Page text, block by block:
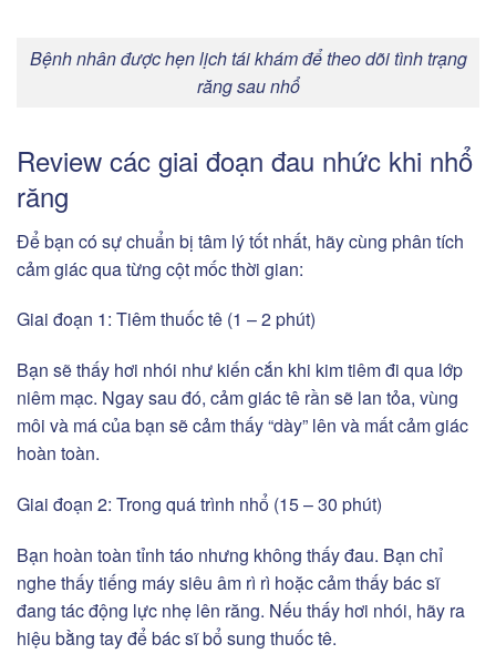
Bệnh nhân được hẹn lịch tái khám để theo dõi tình trạng
răng sau nhổ
Review các giai đoạn đau nhức khi nhổ
răng
Để bạn có sự chuẩn bị tâm lý tốt nhất, hãy cùng phân tích
cảm giác qua từng cột mốc thời gian:
Giai đoạn 1: Tiêm thuốc tê (1 – 2 phút)
Bạn sẽ thấy hơi nhói như kiến cắn khi kim tiêm đi qua lớp
niêm mạc. Ngay sau đó, cảm giác tê rần sẽ lan tỏa, vùng
môi và má của bạn sẽ cảm thấy “dày” lên và mất cảm giác
hoàn toàn.
Giai đoạn 2: Trong quá trình nhổ (15 – 30 phút)
Bạn hoàn toàn tỉnh táo nhưng không thấy đau. Bạn chỉ
nghe thấy tiếng máy siêu âm rì rì hoặc cảm thấy bác sĩ
đang tác động lực nhẹ lên răng. Nếu thấy hơi nhói, hãy ra
hiệu bằng tay để bác sĩ bổ sung thuốc tê.